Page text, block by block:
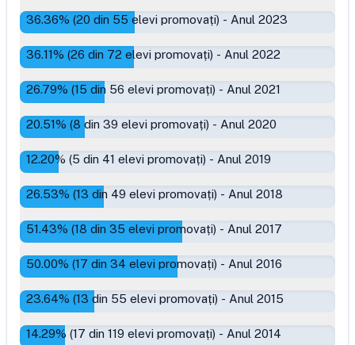
36.36% (20 din 55 elevi promovați) - Anul 2023
36.11% (26 din 72 elevi promovați) - Anul 2022
26.79% (15 din 56 elevi promovați) - Anul 2021
20.51% (8 din 39 elevi promovați) - Anul 2020
12.20% (5 din 41 elevi promovați) - Anul 2019
26.53% (13 din 49 elevi promovați) - Anul 2018
51.43% (18 din 35 elevi promovați) - Anul 2017
50.00% (17 din 34 elevi promovați) - Anul 2016
23.64% (13 din 55 elevi promovați) - Anul 2015
14.29% (17 din 119 elevi promovați) - Anul 2014